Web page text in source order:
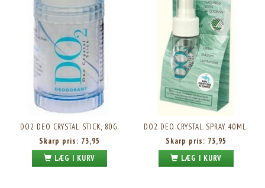
DO2 DEO CRYSTAL STICK, 80G.
Skarp pris: 73,95
LÆG I KURV
DO2 DEO CRYSTAL SPRAY, 40ML.
Skarp pris: 73,95
LÆG I KURV